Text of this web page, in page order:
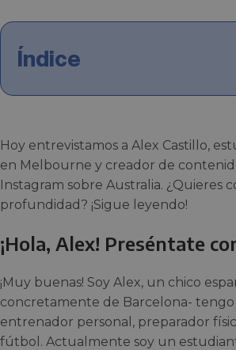
Índice
Hoy entrevistamos a Alex Castillo,
en Melbourne y creador de
Instagram sobre Australia. ¿Quieres
profundidad? ¡Sigue leyendo!
¡Hola, Alex! Preséntate
¡Muy buenas! Soy Alex, un chico
concretamente de Barcelona- tengo
entrenador personal, preparador
fútbol. Actualmente soy un